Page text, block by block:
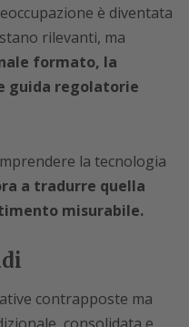
è diventata
rilevanti, ma
formato, la
guida regolatorie
la tecnologia
a tradurre quella
misurabile.
contrapposte ma